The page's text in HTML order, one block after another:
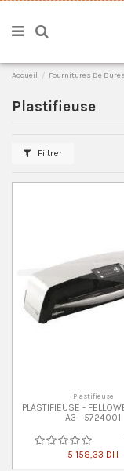
Accueil Fournitures De
Plastifieuse
Filtrer
Plastifieuse
PLASTIFIEUSE -
A3 - 5724001
5 158,33 DH